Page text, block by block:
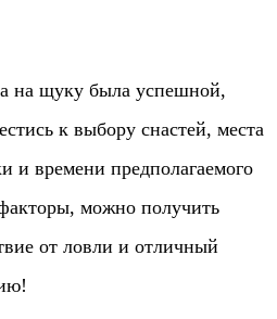
на щуку была успешной,
к выбору снастей, места
и времени предполагаемого
можно получить
от ловли и отличный